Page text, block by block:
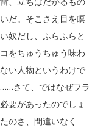
だ。そこさえ目を瞑
奴だし、ふらふらと
をちゅうちゅう味わ
い人物というわけで
さて、ではなぜフラ
要があったのでしょ
のさ、間違いなく